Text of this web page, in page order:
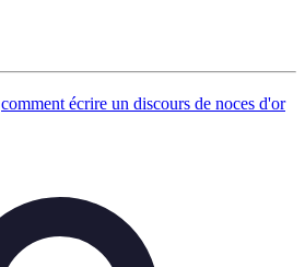
comment écrire un discours de noces d'or